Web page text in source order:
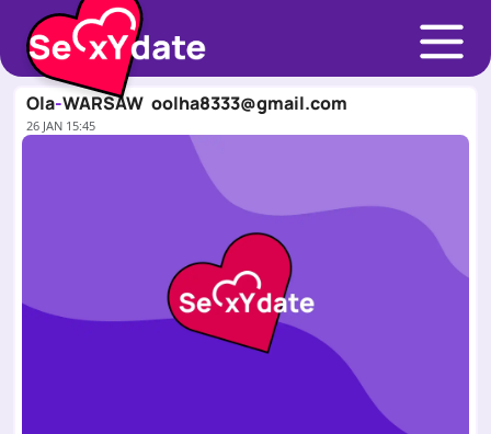
Ola-WARSAW oolha8333@gmail.com
26 JAN 15:45